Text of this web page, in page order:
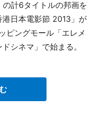
の計6タイトルの邦画を
日本電影節 2013」が
ピングモール「エレメ
シネマ」で始まる。